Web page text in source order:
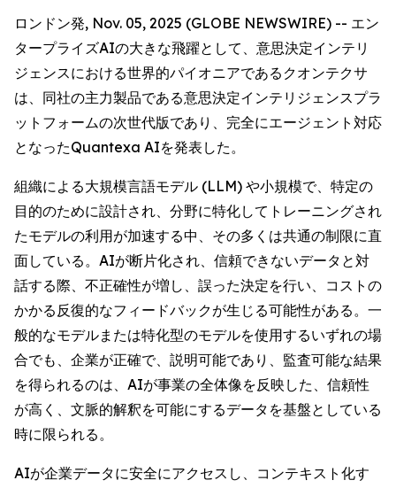
ロンドン発, Nov. 05, 2025 (GLOBE NEWSWIRE) -- エン
タープライズAIの大きな飛躍として、意思決定インテリ
ジェンスにおける世界的パイオニアであるクオンテクサ
は、同社の主力製品である意思決定インテリジェンスプラ
ットフォームの次世代版であり、完全にエージェント対応
となったQuantexa AIを発表した。
組織による大規模言語モデル (LLM) や小規模で、特定の
目的のために設計され、分野に特化してトレーニングされ
たモデルの利用が加速する中、その多くは共通の制限に直
面している。AIが断片化され、信頼できないデータと対
話する際、不正確性が増し、誤った決定を行い、コストの
かかる反復的なフィードバックが生じる可能性がある。一
般的なモデルまたは特化型のモデルを使用するいずれの場
合でも、企業が正確で、説明可能であり、監査可能な結果
を得られるのは、AIが事業の全体像を反映した、信頼性
が高く、文脈的解釈を可能にするデータを基盤としている
時に限られる。
AIが企業データに安全にアクセスし、コンテキスト化す